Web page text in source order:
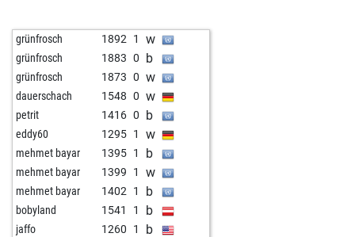
grünfrosch 1892 1 w
grünfrosch 1883 0 b
grünfrosch 1873 0 w
dauerschach 1548 0 w
petrit 1416 0 b
eddy60 1295 1 w
mehmet bayar 1395 1 b
mehmet bayar 1399 1 w
mehmet bayar 1402 1 b
bobyland 1541 1 b
jaffo 1260 1 b